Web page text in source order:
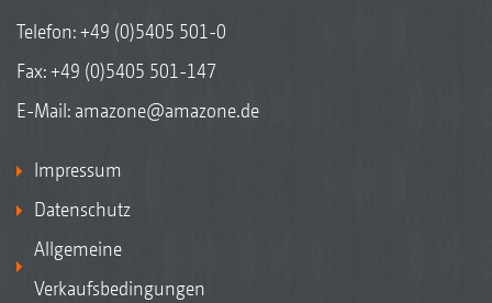
Telefon:+49 (0)5405 501-0
Fax: +49 (0)5405 501-147
E-Mail: amazone@amazone.de
Impressum
Datenschutz
Allgemeine
Verkaufsbedingungen